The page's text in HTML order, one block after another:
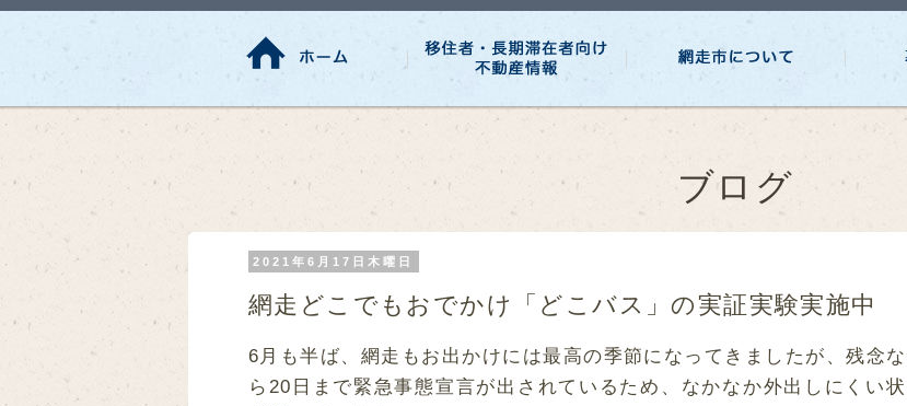
ブログ
2021年6月17日木曜日
網走どこでもおでかけ「どこバス」の実証実験実施中
6月も半ば、網走もお出かけには最高の季節になってきましたが、残念
ら20日まで緊急事態宣言が出されているため、なかなか外出しにくい